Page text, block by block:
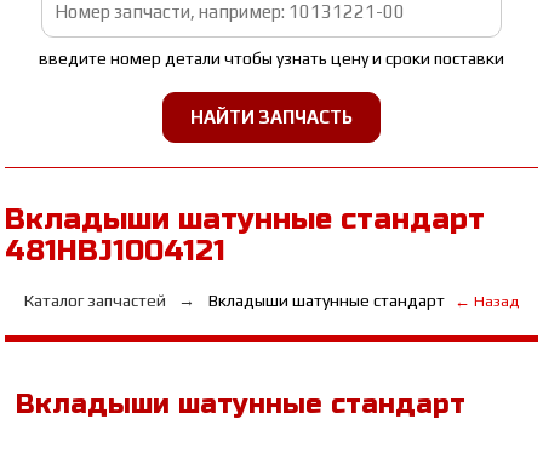
введите номер детали чтобы узнать цену и сроки поставки
Вкладыши шатунные стандарт
481HBJ1004121
Каталог запчастей Вкладыши шатунные стандарт ← Назад
Вкладыши шатунные стандарт